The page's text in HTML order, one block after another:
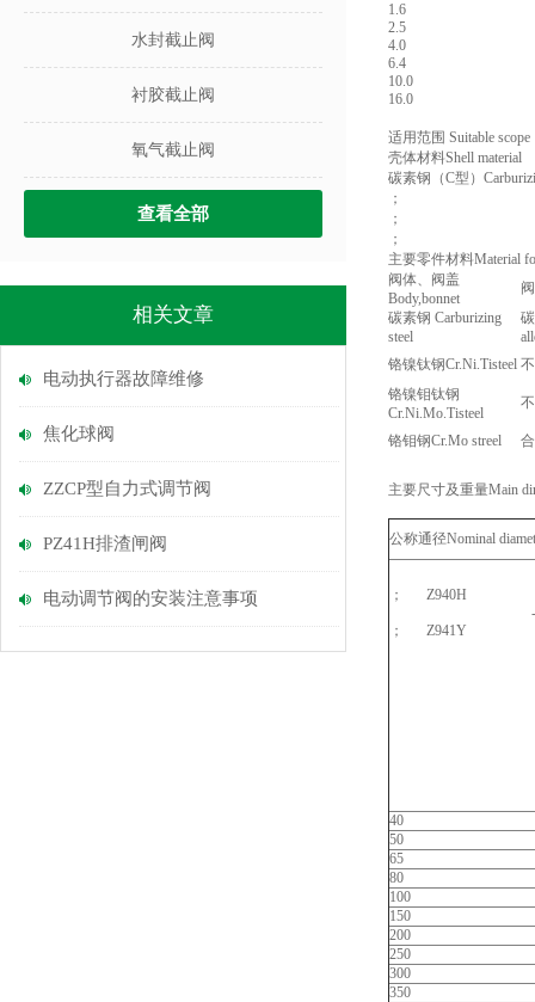
水封截止阀
衬胶截止阀
氧气截止阀
查看全部
相关文章
电动执行器故障维修
焦化球阀
ZZCP型自力式调节阀
PZ41H排渣闸阀
电动调节阀的安装注意事项
1.6
2.5
4.0
6.4
10.0
16.0
适用范围 Suitable scope
壳体材料Shell material
碳素钢（C型）
；
；
；
主要零件材料Material
阀体、阀盖
Body,bonnet
碳素钢 Carburizing
steel
铬镍钛钢Cr.Ni.Tisteel
铬镍钼钛钢
Cr.Ni.Mo.Tisteel
铬钼钢Cr.Mo streel
主要尺寸及重量Main
公称通径Nominal
；
Z940H
；
Z941Y
40
50
65
80
100
150
200
250
300
350